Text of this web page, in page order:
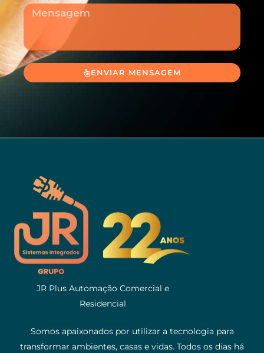
Mensagem
ENVIAR MENSAGEM
JR Plus Automação Comercial e
Residencial
Somos apaixonados por utilizar a tecnologia para
transformar ambientes, casas e vidas. Todos os dias há